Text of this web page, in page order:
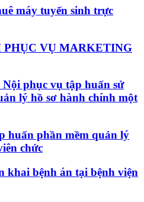
máy tuyển sinh trực
VỤ MARKETING
phục vụ tập huấn sử
lý hồ sơ hành chính một
huấn phần mềm quản lý
chức
khai bệnh án tại bệnh viện